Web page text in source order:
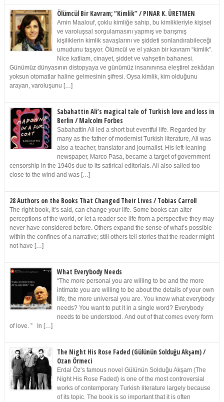
Ölümcül Bir Kavram; “Kimlik” / PINAR K. ÜRETMEN
Amin Maalouf, çoklu kimliğe sahip, bu kimlikleriyle kişisel
ve varoluşsal sorgulamasını yapmış ve barışmış
kişiliklerin kimlik savaşlarını ve şiddeti sonlandırabileceği
umudunu taşıyor. Ölümcül ve el yakan bir kavram “kimlik”.
Nice katliam, cinayet, şiddet ve vahşetin bahanesi.
Günümüz dünyasının distopyaya ve günümüz insanınınsa eleştirel zekâdan
yoksun otomatlar haline gelmesinin şifresi. Oysa kimlik, kim olduğunu
arayan, varoluşunu […]
Sabahattin Ali’s magical tale of Turkish love and loss in
Berlin / Malcolm Forbes
Sabahattin Ali led a short but eventful life. Regarded by
many as the father of modernist Turkish literature, Ali was
also a teacher, translator and journalist. His left-leaning
newspaper, Marco Pasa, became a target of government
censorship in the 1940s due to its satirical editorials. Ali also sailed too
close to the wind and was […]
28 Authors on the Books That Changed Their Lives / Tobias Carroll
The right book, it’s said, can change your life. Some books can alter
perceptions of the world, or let a reader see life from a perspective they may
never have considered before. Others expand the sense of what’s possible
within the confines of a narrative; still others tell stories that the reader might
not have […]
What Everybody Needs
“The more personal you are willing to be and the more
intimate you are willing to be about the details of your own
life, the more universal you are. You know what everybody
needs? You want to put it in a single word? Everybody
needs to be understood. And out of that comes every form
of love. ” In […]
The Night His Rose Faded (Gülünün Solduğu Akşam) /
Ozan Örmeci
Erdal Öz’s famous novel Gülünün Solduğu Akşam (The
Night His Rose Faded) is one of the most controversial
works of contemporary Turkish literature largely because
of its topic. The book is so important that it is often